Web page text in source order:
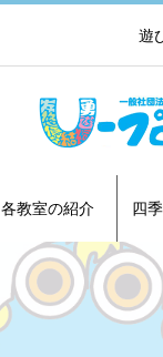
遊
各教室の紹介 四